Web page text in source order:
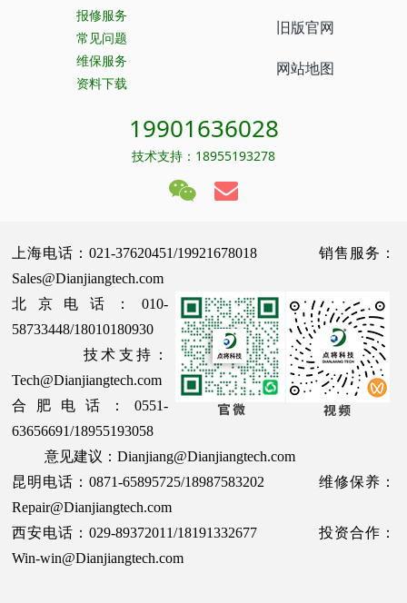
报修服务
常见问题
维保服务
资料下载
旧版官网
网站地图
19901636028
技术支持：18955193278
上海电话：021-37620451/19921678018 销售服务：
Sales@Dianjiangtech.com
北京电话：010-
58733448/18010180930
技术支持：
Tech@Dianjiangtech.com
合肥电话：0551-
63656691/18955193058
意见建议：Dianjiang@Dianjiangtech.com
昆明电话：0871-65895725/18987583202 维修保养：
Repair@Dianjiangtech.com
西安电话：029-89372011/18191332677 投资合作：
Win-win@Dianjiangtech.com